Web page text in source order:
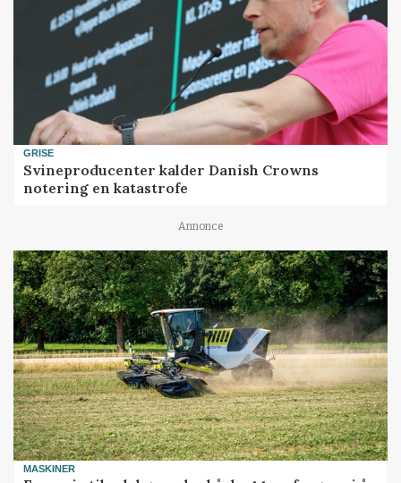
GRISE
Svineproducenter kalder Danish Crowns
notering en katastrofe
Annonce
MASKINER